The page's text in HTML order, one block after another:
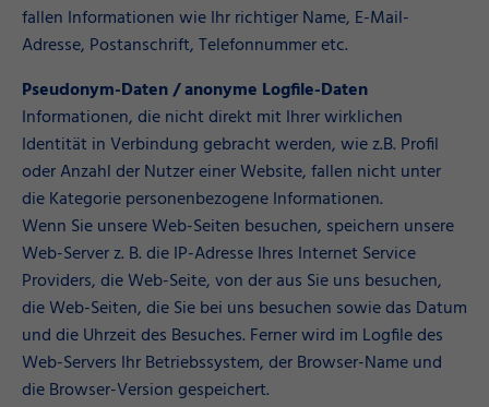
fallen Informationen wie Ihr richtiger Name, E-Mail-
Adresse, Postanschrift, Telefonnummer etc.
Pseudonym-Daten / anonyme Logfile-Daten
Informationen, die nicht direkt mit Ihrer wirklichen
Identität in Verbindung gebracht werden, wie z.B. Profil
oder Anzahl der Nutzer einer Website, fallen nicht unter
die Kategorie personenbezogene Informationen.
Wenn Sie unsere Web-Seiten besuchen, speichern unsere
Web-Server z. B. die IP-Adresse Ihres Internet Service
Providers, die Web-Seite, von der aus Sie uns besuchen,
die Web-Seiten, die Sie bei uns besuchen sowie das Datum
und die Uhrzeit des Besuches. Ferner wird im Logfile des
Web-Servers Ihr Betriebssystem, der Browser-Name und
die Browser-Version gespeichert.